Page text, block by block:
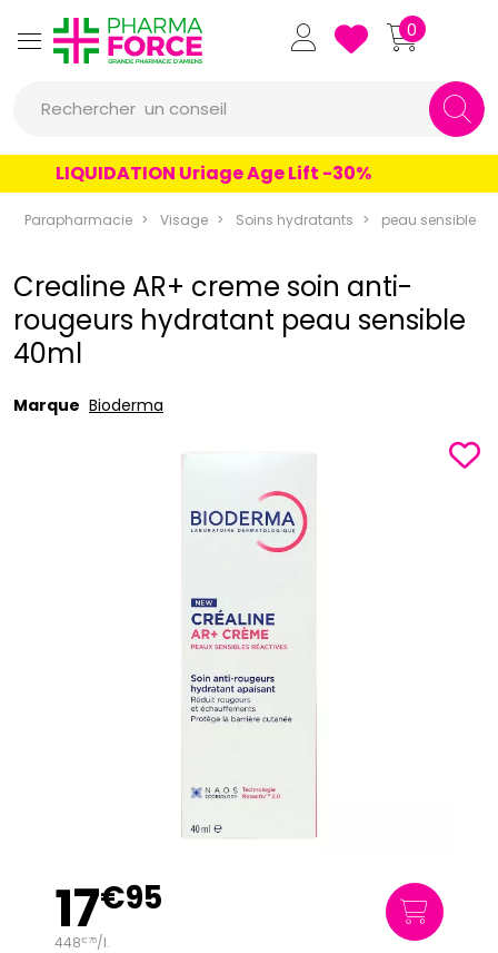
Pharmaforce Grande Pharmacie
0
Rechercher
une marque
un conseil
un produit
une marque
LIQUIDATION Uriage Age Lift -30%
Parapharmacie Visage Soins hydratants peau sensible
Crealine AR+ creme soin anti-
rougeurs hydratant peau sensible
40ml
Marque Bioderma
17€95
448€75/l.